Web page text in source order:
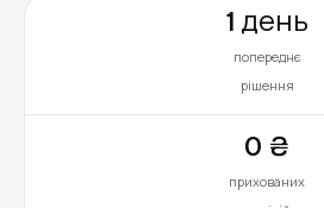
1 день
попереднє
рішення
0 ₴
прихованих